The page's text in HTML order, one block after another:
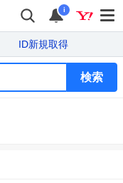
i
ID新規取得
検索